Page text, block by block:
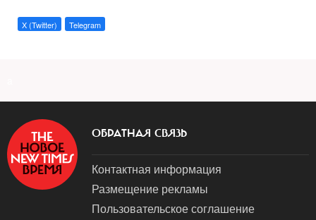
X (Twitter) Telegram
ОБРАТНАЯ СВЯЗЬ
Контактная информация
Размещение рекламы
Пользовательское соглашение